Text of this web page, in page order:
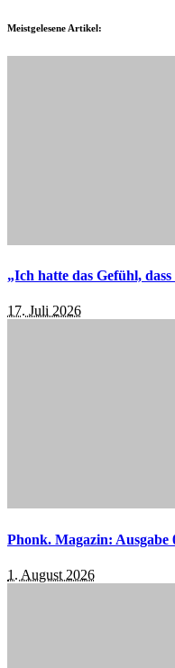
Meistgelesene Artikel:
„Ich hatte das Gefühl,
17. Juli 2026
Phonk. Magazin: Ausgabe
1. August 2026